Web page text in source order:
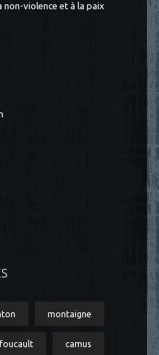
non-violence et à la paix
montaigne
foucault camus